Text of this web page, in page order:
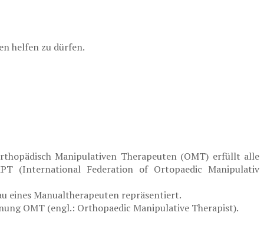
helfen zu dürfen.
Manipulativen Therapeuten (OMT) erfüllt alle
(International Federation of Ortopaedic Manipulativ
eines Manualtherapeuten repräsentiert.
OMT (engl.: Orthopaedic Manipulative Therapist).